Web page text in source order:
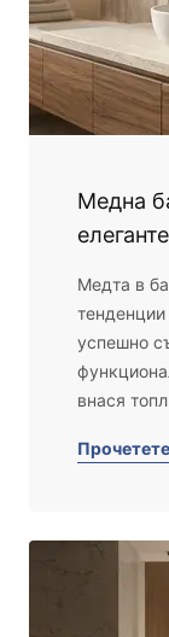
Медна
Медта в
тенденции
успешно
внася
остава